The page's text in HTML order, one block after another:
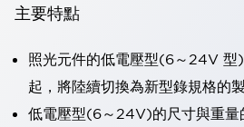
主要特點
照光元件的低電壓型(6～24V 型
起，將陸續切換為新型錄規格的製
低電壓型(6～24V)的尺寸與重量